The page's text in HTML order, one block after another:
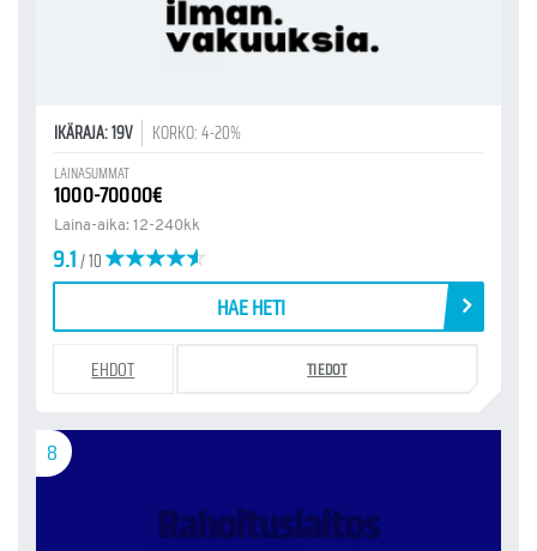
IKÄRAJA: 19V KORKO: 4-20%
LAINASUMMAT
1000-70000€
Laina-aika: 12-240kk
9.1/ 10
HAE HETI
EHDOT TIEDOT
8